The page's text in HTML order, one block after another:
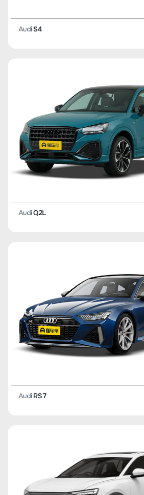
AudiS4
AudiQ2L
AudiRS 7